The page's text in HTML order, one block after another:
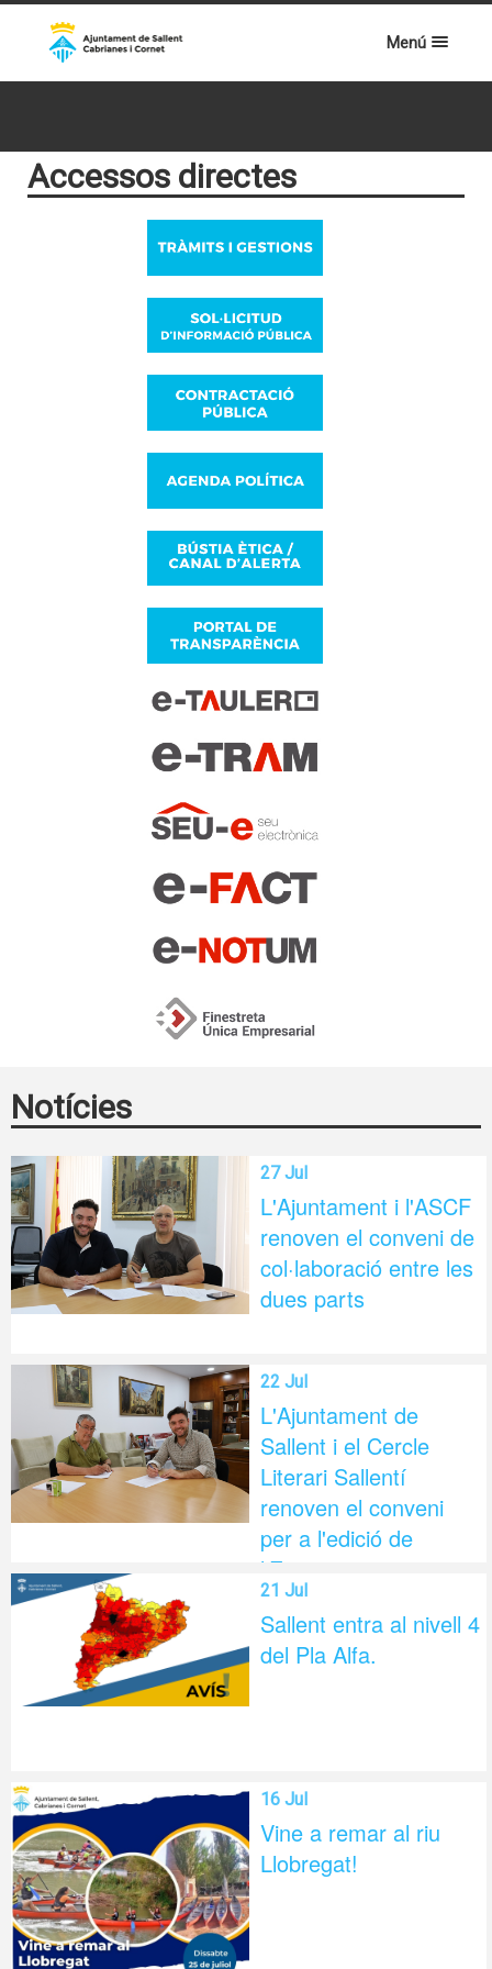
Menú
Accessos directes
Notícies
27 Jul
L'Ajuntament i l'ASCF
renoven el conveni de
col·laboració entre les
dues parts
22 Jul
L'Ajuntament de
Sallent i el Cercle
Literari Sallentí
renoven el conveni
per a l'edició de
l'Esparver
21 Jul
Sallent entra al nivell 4
del Pla Alfa.
16 Jul
Vine a remar al riu
Llobregat!